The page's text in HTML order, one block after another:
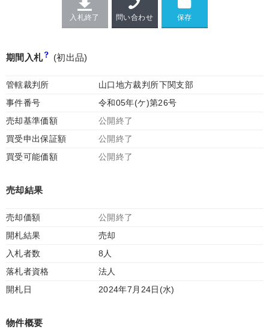
入札終了 問い合わせ
期間入札 (初出品)
管轄裁判所
山口地方裁判所下関支部
事件番号
令和05年(ケ)第26号
売却基準価額
公開終了
買受申出保証額
公開終了
買受可能価額
公開終了
売却結果
売却価額
公開終了
開札結果
売却
入札者数
8人
落札者資格
法人
開札日
2024年7月24日(水)
物件概要